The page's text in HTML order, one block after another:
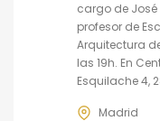
cargo de
profesor de
Arquitectura
las 19h. En
Esquilache 4,
Madrid